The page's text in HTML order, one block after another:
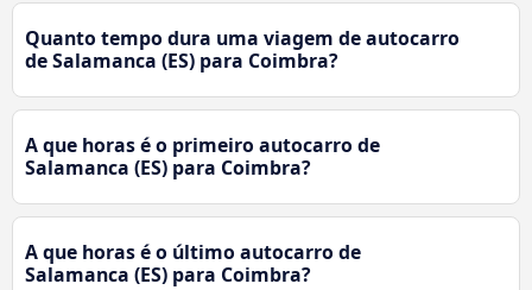
Quanto tempo dura uma viagem de autocarro
de Salamanca (ES) para Coimbra?
A que horas é o primeiro autocarro de
Salamanca (ES) para Coimbra?
A que horas é o último autocarro de
Salamanca (ES) para Coimbra?